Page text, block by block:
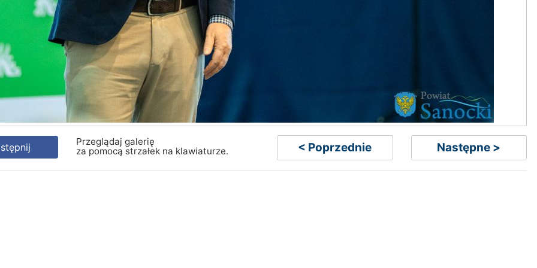
Przeglądaj galerię
za pomocą strzałek na klawiaturze.
< Poprzednie Następne >